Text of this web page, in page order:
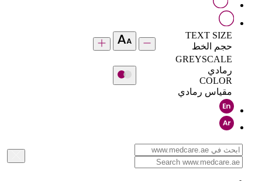
TEXT SIZE
حجم الخط
GREYSCALE
رمادي
COLOR
مقياس رمادي